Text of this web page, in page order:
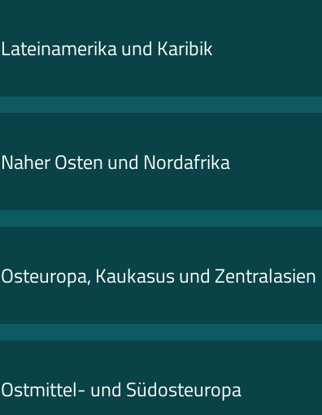
Lateinamerika und Karibik
Naher Osten und Nordafrika
Osteuropa, Kaukasus und Zentralasien
Ostmittel- und Südosteuropa